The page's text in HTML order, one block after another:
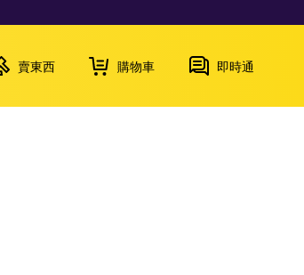
賣東西 購物車 即時通